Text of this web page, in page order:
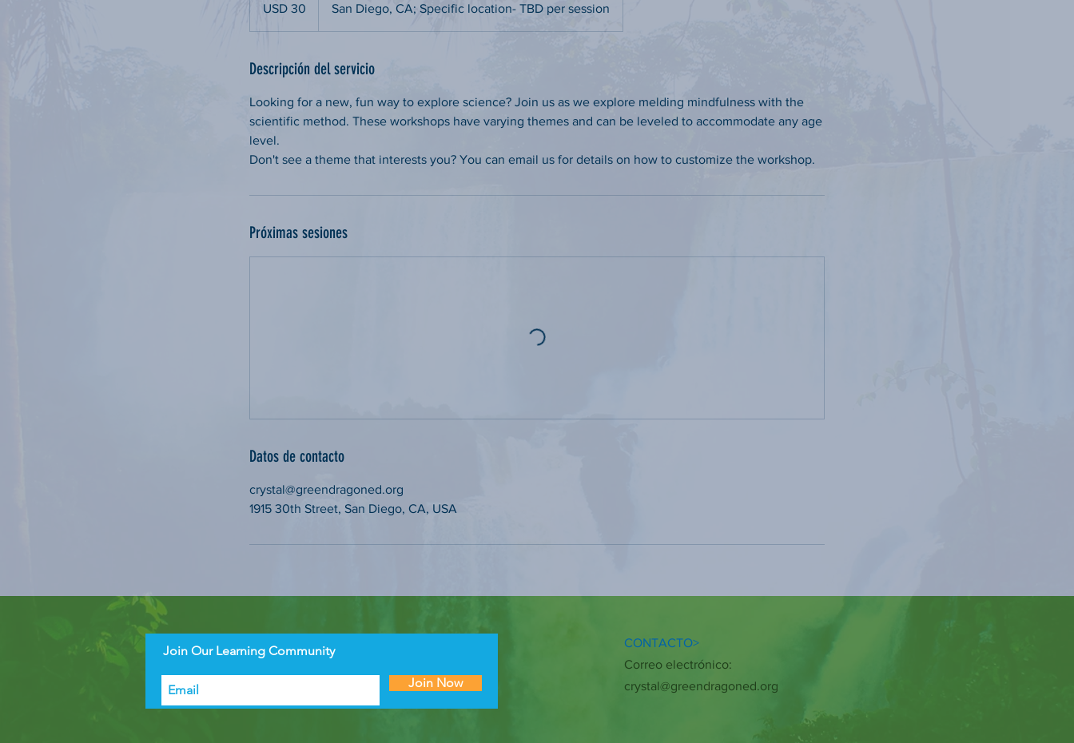
estadounidenses
USD 30 San Diego, CA; Specific location- TBD per session
Descripción del servicio
Looking for a new, fun way to explore science? Join us as we explore melding mindfulness with the
scientific method. These workshops have varying themes and can be leveled to accommodate any age
level.
Don't see a theme that interests you? You can email us for details on how to customize the workshop.
Próximas sesiones
Datos de contacto
crystal@greendragoned.org
1915 30th Street, San Diego, CA, USA
Join Our Learning Community
Join Now
CONTACTO>
Correo electrónico:
crystal@greendragoned.org